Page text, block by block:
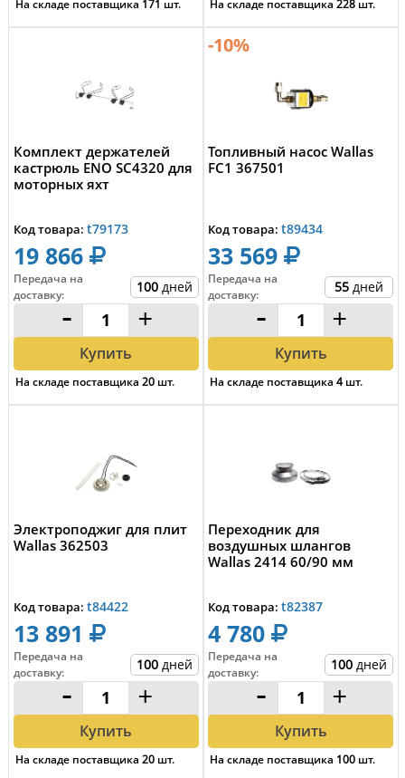
На складе поставщика 171 шт. На складе поставщика228 шт.
Комплект держателей
кастрюль ENO SC4320 для
моторных яхт
Код товара: t79173
19 866
Передача на
доставку: 100 дней
- +
Купить
На складе поставщика 20 шт.
-10%
Топливный насос Wallas
FC1 367501
Код товара: t89434
33 569
Передача на
доставку: 55 дней
- +
Купить
На складе поставщика4шт.
Электроподжиг для плит
Wallas 362503
Код товара: t84422
13 891
Передача на
доставку: 100 дней
- +
Купить
На складе поставщика 20 шт.
Переходник для
воздушных шлангов
Wallas 2414 60/90 мм
Код товара: t82387
4 780
Передача на
доставку: 100 дней
- +
Купить
На складе поставщика 100 шт.